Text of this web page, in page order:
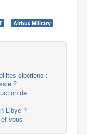
Airbus Military
sibériens :
?
de
Libye ?
vous